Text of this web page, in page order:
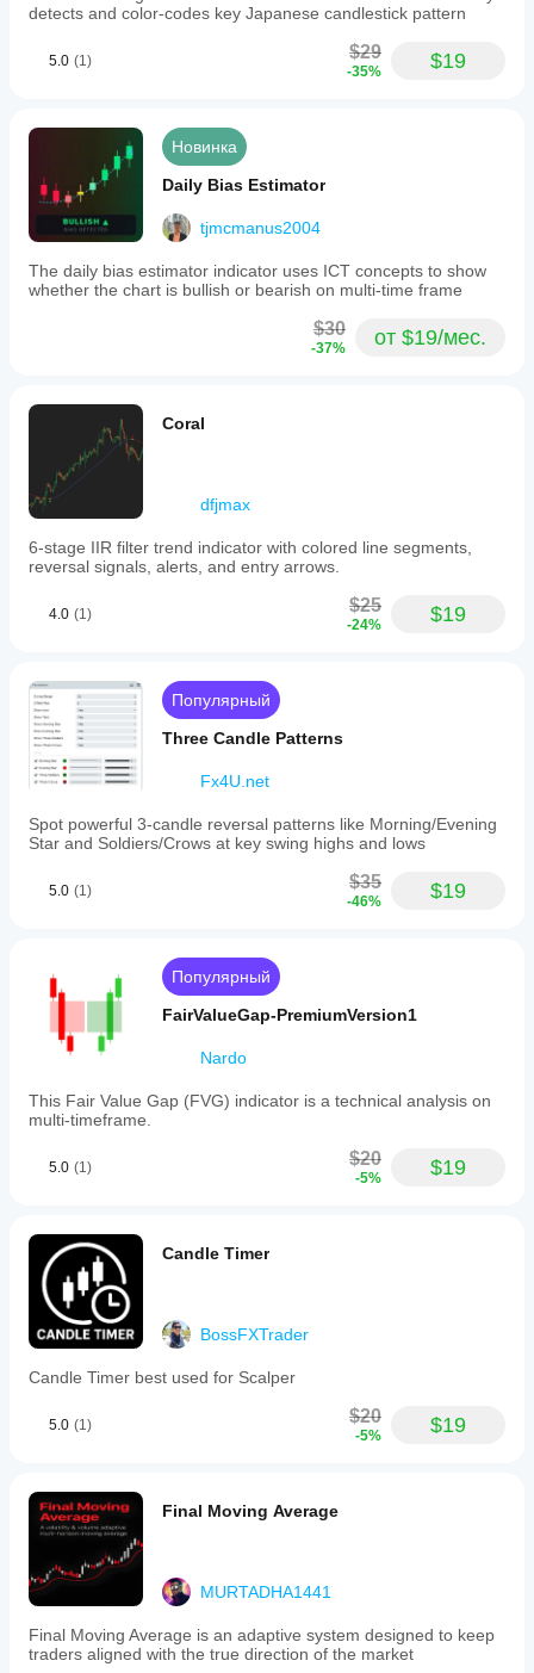
чувствительность, цвета и предпочтения
Один индикатор для ВСЕХ ваших пар!
последовательный, надёжный анализ пивотов и
обнаружение прорывов по всему вашему списку
наблюдения.
"Наконец-то один индикатор, который идеально
работает со всеми моими парами - от EUR/USD до
экзотических кроссов. Настоящее открытие для
мультипарной торговли!"
detects and color-codes key Japanese candlestick pattern
5.0 (1) $29
-35% $19
Новинка
Daily Bias Estimator
tjmcmanus2004
The daily bias estimator indicator uses ICT concepts to show
whether the chart is bullish or bearish on multi-time frame
$30
-37% от $19/мес.
Coral
dfjmax
6-stage IIR filter trend indicator with colored line segments,
reversal signals, alerts, and entry arrows.
4.0 (1) $25
-24% $19
Популярный
Three Candle Patterns
Fx4U.net
Spot powerful 3-candle reversal patterns like Morning/Evening
Star and Soldiers/Crows at key swing highs and lows
5.0 (1) $35
-46% $19
Популярный
FairValueGap-PremiumVersion1
Nardo
This Fair Value Gap (FVG) indicator is a technical analysis on
multi-timeframe.
5.0 (1) $20
-5% $19
Candle Timer
BossFXTrader
Candle Timer best used for Scalper
5.0 (1) $20
-5% $19
Final Moving Average
MURTADHA1441
Final Moving Average is an adaptive system designed to keep
traders aligned with the true direction of the market